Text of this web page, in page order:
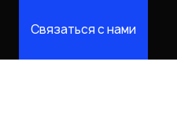
Связаться с нами